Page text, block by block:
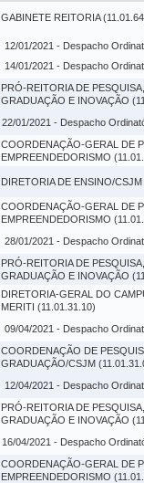
GABINETE REITORIA
12/01/2021 - Despacho
14/01/2021 - Despacho
PRÓ-REITORIA DE
GRADUAÇÃO E INOVAÇÃO
22/01/2021 - Despacho
COORDENAÇÃO-GERAL DE
EMPREENDEDORISMO
DIRETORIA DE ENSINO/
COORDENAÇÃO-GERAL DE
EMPREENDEDORISMO
28/01/2021 - Despacho
PRÓ-REITORIA DE
GRADUAÇÃO E INOVAÇÃO
DIRETORIA-GERAL DO
MERITI (11.01.31.10)
09/04/2021 - Despacho
COORDENAÇÃO DE
GRADUAÇÃO/CSJM
12/04/2021 - Despacho
PRÓ-REITORIA DE
GRADUAÇÃO E INOVAÇÃO
16/04/2021 - Despacho
COORDENAÇÃO-GERAL DE
EMPREENDEDORISMO